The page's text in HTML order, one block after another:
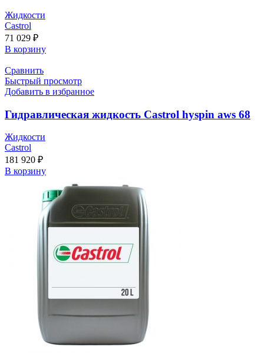
Жидкости
Castrol
71 029 ₽
В корзину
Сравнить
Быстрый просмотр
Добавить в избранное
Гидравлическая жидкость Castrol hyspin aws 68
Жидкости
Castrol
181 920 ₽
В корзину